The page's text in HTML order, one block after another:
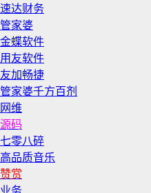
速达财务
管家婆
金蝶软件
用友软件
友加畅捷
管家婆千方百剂
网维
源码
七零八碎
高品质音乐
赞赏
业务